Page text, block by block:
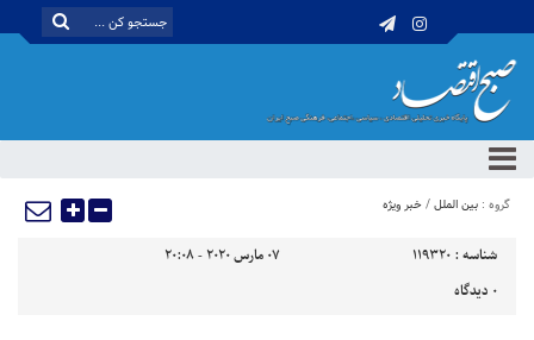
گروه : بین الملل/خبر ویژه
شناسه : 119320
07 مارس 2020 - 20:08
0 دیدگاه